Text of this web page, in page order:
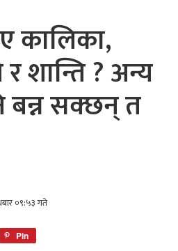
कालिका,
शान्ति ? अन्य
बन्न सक्छन् त
०९:५३ गते
Pin